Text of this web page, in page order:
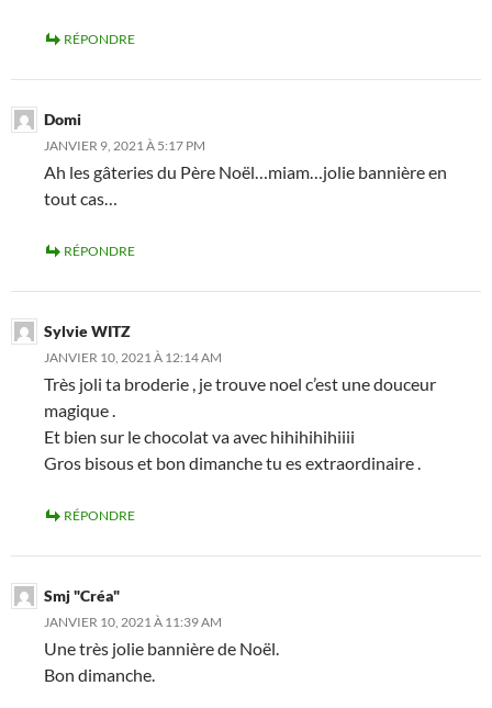
RÉPONDRE
Domi
JANVIER 9, 2021 À 5:17 PM
Ah les gâteries du Père Noël…miam…jolie bannière en
tout cas…
RÉPONDRE
Sylvie WITZ
JANVIER 10, 2021 À 12:14 AM
Très joli ta broderie , je trouve noel c’est une douceur
magique .
Et bien sur le chocolat va avec hihihihihiiii
Gros bisous et bon dimanche tu es extraordinaire .
RÉPONDRE
Smj "Créa"
JANVIER 10, 2021 À 11:39 AM
Une très jolie bannière de Noël.
Bon dimanche.